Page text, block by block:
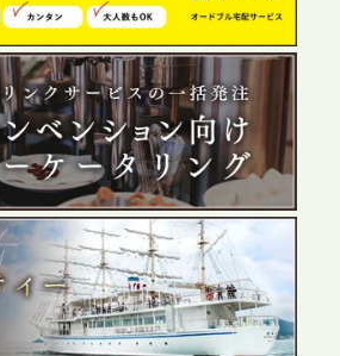
リング」の提供を開始
ご案内｜ケータリングのセカンド
橋支社を設立。再開発やオフィス
リアの企業ニーズに応え、高品質
イベント・懇親会をサポート
ご案内｜ケータリングのセカンド
を新設。幕張・舞浜の大型イベ